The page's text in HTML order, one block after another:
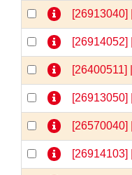
[26913040]
[26400511]
[26913050]
[26914103]